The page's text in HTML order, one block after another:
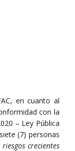
en cuanto al
con la
– Ley Pública
(7) personas
riesgos crecientes